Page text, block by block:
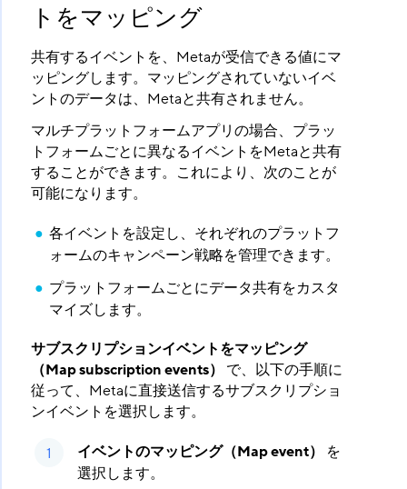
トをマッピング
共有するイベントを、Metaが受信できる値にマ
ッピングします。マッピングされていないイベ
ントのデータは、Metaと共有されません。
マルチプラットフォームアプリの場合、プラッ
トフォームごとに異なるイベントをMetaと共有
することができます。これにより、次のことが
可能になります。
各イベントを設定し、それぞれのプラットフ
ォームのキャンペーン戦略を管理できます。
プラットフォームごとにデータ共有をカスタ
マイズします。
サブスクリプションイベントをマッピング
（Map subscription events） ​ で、以下の手順に
従って、Metaに直接送信するサブスクリプショ
ンイベントを選択します。
イベントのマッピング（Map event）
​ を
選択します。